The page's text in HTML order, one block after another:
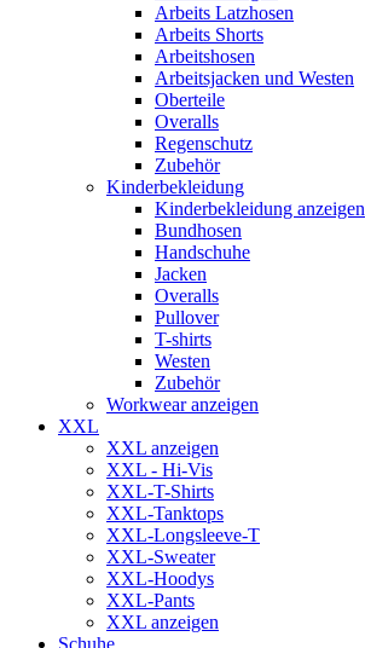
Arbeits Latzhosen
Arbeits Shorts
Arbeitshosen
Arbeitsjacken und Westen
Oberteile
Overalls
Regenschutz
Zubehör
Kinderbekleidung
Kinderbekleidung anzeigen
Bundhosen
Handschuhe
Jacken
Overalls
Pullover
T-shirts
Westen
Zubehör
Workwear anzeigen
XXL
XXL anzeigen
XXL - Hi-Vis
XXL-T-Shirts
XXL-Tanktops
XXL-Longsleeve-T
XXL-Sweater
XXL-Hoodys
XXL-Pants
XXL anzeigen
Schuhe